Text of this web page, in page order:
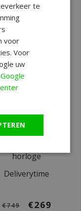
Alpine Military
Cruiser
horloge
Deliverytime
€749 €269
te
voor
Voor
uw
Google